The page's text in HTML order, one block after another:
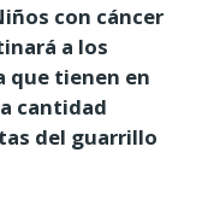
con cáncer
a los
que tienen en
cantidad
del guarrillo